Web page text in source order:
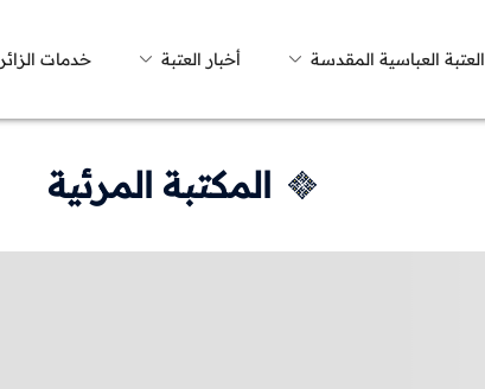
العتبة العباسية المقدسة أخبار العتبة خدمات الزائر
المكتبة المرئية